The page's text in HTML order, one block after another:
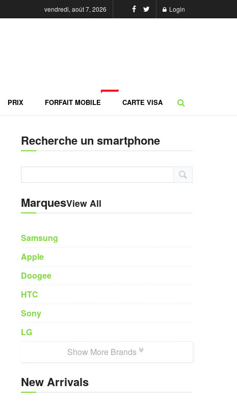
vendredi, août 7, 2026 Login
PRIX FORFAIT MOBILE CARTE VISA
Recherche un smartphone
MarquesView All
Samsung
Apple
Doogee
HTC
Sony
LG
Show More Brands
New Arrivals